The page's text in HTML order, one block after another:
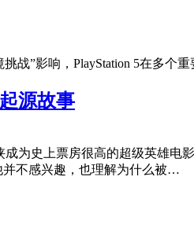
战”影响，PlayStation 5在多
源故事
史上票房很高的超级英雄电
并不感兴趣，也理解为什么被…